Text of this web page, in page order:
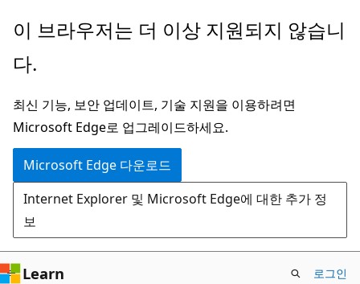
주
콘
츠
로
건
너
뛰
기
이 브라우저는 더 이상 지원되지 않습니
다.
최신 기능, 보안 업데이트, 기술 지원을 이용하려면
Microsoft Edge로 업그레이드하세요.
Microsoft Edge 다운로드
Internet Explorer 및 Microsoft Edge에 대한 추가 정
보
Learn 로그인